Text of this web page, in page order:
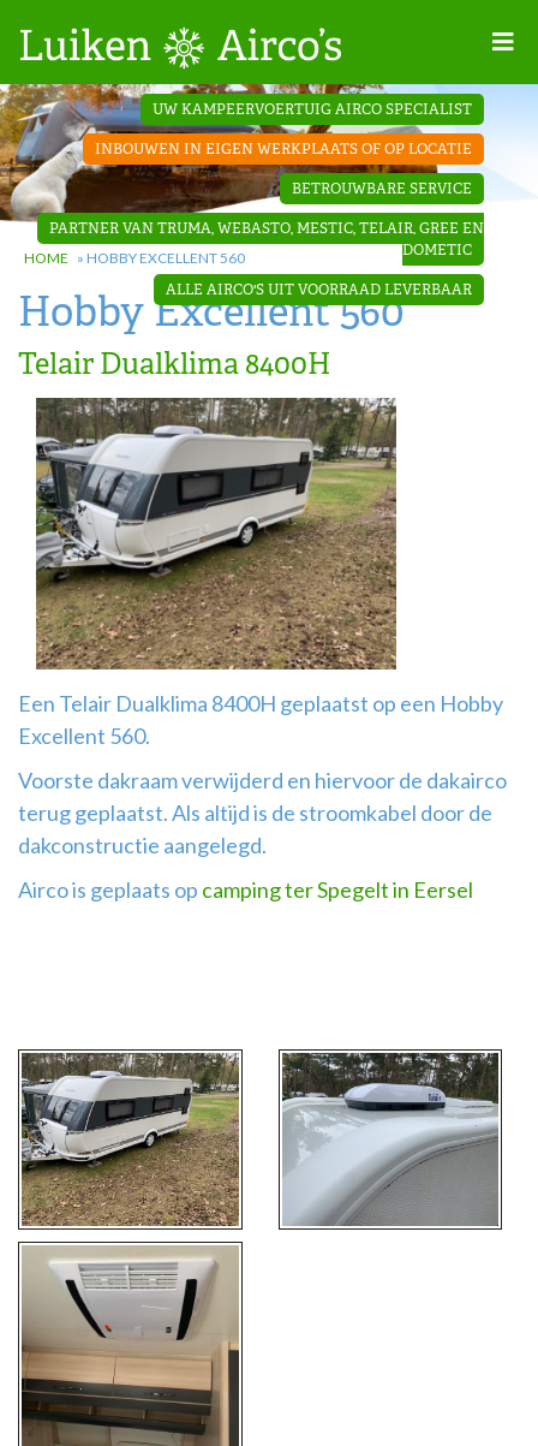
Projecten
Contact
Dakopbouw
airco’s
‘Onder de
bank’ airco’s
‘Teleco
Ultra
Comfort ‘
airco
Airco
montage
UW KAMPEERVOERTUIG AIRCO SPECIALIST
INBOUWEN IN EIGEN WERKPLAATS OF OP LOCATIE
BETROUWBARE SERVICE
PARTNER VAN TRUMA, WEBASTO, MESTIC, TELAIR, GREE EN
DOMETIC
ALLE AIRCO'S UIT VOORRAAD LEVERBAAR
HOME » HOBBY EXCELLENT 560
Hobby Excellent 560
Telair Dualklima 8400H
Een Telair Dualklima 8400H geplaatst op een Hobby
Excellent 560.
Voorste dakraam verwijderd en hiervoor de dakairco
terug geplaatst. Als altijd is de stroomkabel door de
dakconstructie aangelegd.
Airco is geplaats op camping ter Spegelt in Eersel